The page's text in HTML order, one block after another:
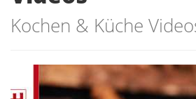
Kochen & Küche